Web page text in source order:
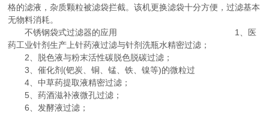
格的滤液，杂质颗粒被滤袋拦截。该机更换滤袋十分方便，过滤基本
无物料消耗。
不锈钢袋式过滤器的应用 1、医
药工业针剂生产上针药液过滤与针剂洗瓶水精密过滤；
2、脱色液与粉末活性碳脱色脱碳过滤；
3、催化剂(钯炭、铜、锰、铁、镍等)的微粒过
4、中草药提取液精密过滤；
5、药酒滋补液微孔过滤；
6、发酵液过滤；